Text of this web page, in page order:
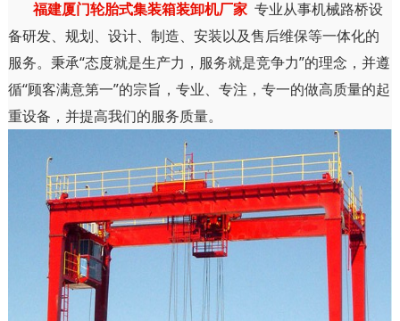
福建厦门轮胎式集装箱装卸机厂家 专业从事机械路桥设
备研发、规划、设计、制造、安装以及售后维保等一体化的
服务。秉承“态度就是生产力，服务就是竞争力”的理念，并遵
循“顾客满意第一”的宗旨，专业、专注，专一的做高质量的起
重设备，并提高我们的服务质量。